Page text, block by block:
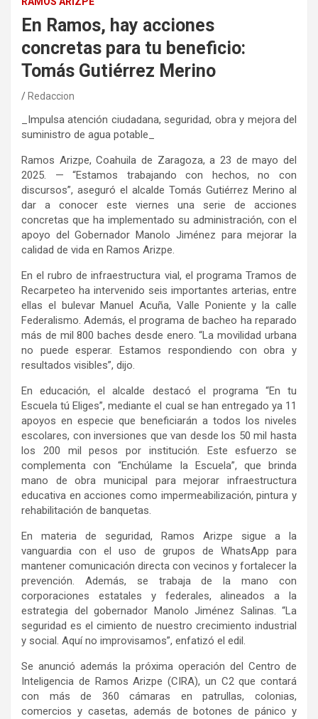
En Ramos, hay acciones
concretas para tu beneficio:
Tomás Gutiérrez Merino
Redaccion
_Impulsa atención ciudadana, seguridad, obra y mejora del
suministro de agua potable_
Ramos Arizpe, Coahuila de Zaragoza, a 23 de mayo del
2025. — “Estamos trabajando con hechos, no con
discursos”, aseguró el alcalde Tomás Gutiérrez Merino al
dar a conocer este viernes una serie de acciones
concretas que ha implementado su administración, con el
apoyo del Gobernador Manolo Jiménez para mejorar la
calidad de vida en Ramos Arizpe.
En el rubro de infraestructura vial, el programa Tramos de
Recarpeteo ha intervenido seis importantes arterias, entre
ellas el bulevar Manuel Acuña, Valle Poniente y la calle
Federalismo. Además, el programa de bacheo ha reparado
más de mil 800 baches desde enero. “La movilidad urbana
no puede esperar. Estamos respondiendo con obra y
resultados visibles”, dijo.
En educación, el alcalde destacó el programa “En tu
Escuela tú Eliges”, mediante el cual se han entregado ya 11
apoyos en especie que beneficiarán a todos los niveles
escolares, con inversiones que van desde los 50 mil hasta
los 200 mil pesos por institución. Este esfuerzo se
complementa con “Enchúlame la Escuela”, que brinda
mano de obra municipal para mejorar infraestructura
educativa en acciones como impermeabilización, pintura y
rehabilitación de banquetas.
En materia de seguridad, Ramos Arizpe sigue a la
vanguardia con el uso de grupos de WhatsApp para
mantener comunicación directa con vecinos y fortalecer la
prevención. Además, se trabaja de la mano con
corporaciones estatales y federales, alineados a la
estrategia del gobernador Manolo Jiménez Salinas. “La
seguridad es el cimiento de nuestro crecimiento industrial
y social. Aquí no improvisamos”, enfatizó el edil.
Se anunció además la próxima operación del Centro de
Inteligencia de Ramos Arizpe (CIRA), un C2 que contará
con más de 360 cámaras en patrullas, colonias,
comercios y casetas, además de botones de pánico y